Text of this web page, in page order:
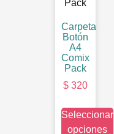
Carpeta
Botón
A4
Comix
Pack
$ 320
Seleccionar
opciones